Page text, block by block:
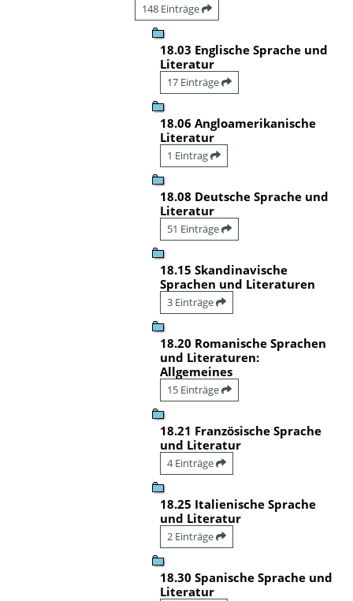
148 Einträge
18.03 Englische Sprache und
Literatur
17 Einträge
18.06 Angloamerikanische
Literatur
1 Eintrag
18.08 Deutsche Sprache und
Literatur
51 Einträge
18.15 Skandinavische
Sprachen und Literaturen
3 Einträge
18.20 Romanische Sprachen
und Literaturen:
Allgemeines
15 Einträge
18.21 Französische Sprache
und Literatur
4 Einträge
18.25 Italienische Sprache
und Literatur
2 Einträge
18.30 Spanische Sprache und
Literatur